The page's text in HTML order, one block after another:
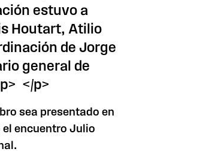
estuvo a
Houtart, Atilio
de Jorge
general de
</p>
sea presentado en
encuentro Julio